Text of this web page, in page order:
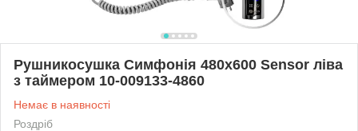
Рушникосушка Симфонія 480х600 Sensor ліва
з таймером 10-009133-4860
Немає в наявності
Роздріб